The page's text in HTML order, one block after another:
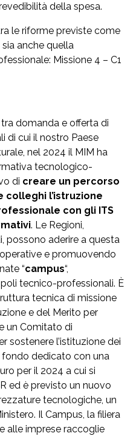
della spesa.
le riforme previste come
anche quella
Missione 4 – C1
domanda e offerta di
di cui il nostro Paese
nel 2024 il MIM ha
tecnologico-
di creare un percorso
l’istruzione
con gli ITS
. Le Regioni,
possono aderire a questa
e promuovendo
“campus“,
tecnico-professionali. È
tecnica di missione
e del Merito per
un Comitato di
sostenere l’istituzione dei
dedicato con una
per il 2024 a cui si
ed è previsto un nuovo
tecnologiche, un
Il Campus, la filiera
alle imprese raccoglie